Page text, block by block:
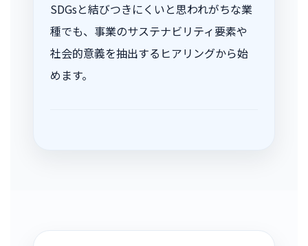
SDGsと結びつきにくいと思われがちな業
種でも、事業のサステナビリティ要素や
社会的意義を抽出するヒアリングから始
めます。